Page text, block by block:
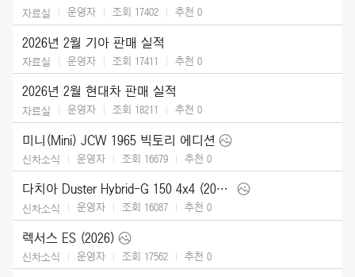
자료실 운영자 조회 17402 추천 0
2026년 2월 기아 판매 실적
자료실 운영자 조회 17411 추천 0
2026년 2월 현대차 판매 실적
자료실 운영자 조회 18211 추천 0
미니(Mini) JCW 1965 빅토리 에디션
신차소식 운영자 조회 16679 추천 0
다치아 Duster Hybrid-G 150 4x4 (2026)
신차소식 운영자 조회 16087 추천 0
렉서스 ES (2026)
신차소식 운영자 조회 17562 추천 0